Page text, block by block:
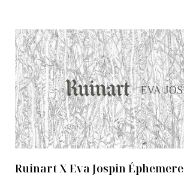
Ruinart X Eva Jospin Éphemere